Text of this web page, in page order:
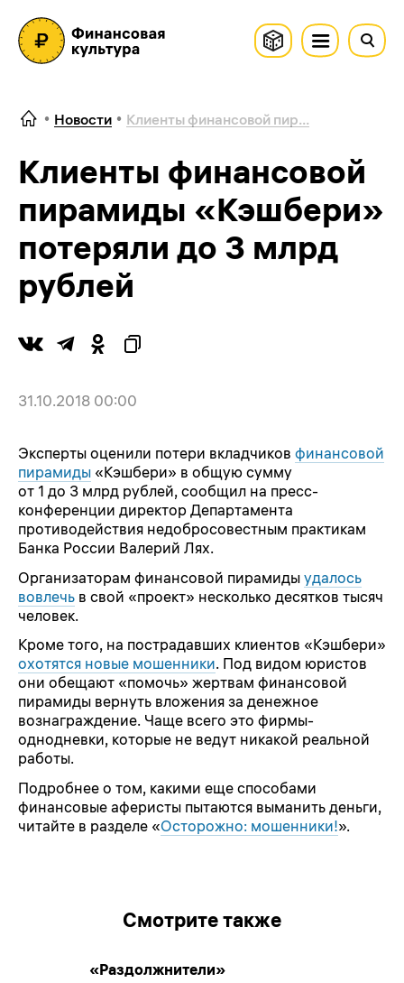
Новости Клиенты финансовой пир...
Клиенты финансовой
пирамиды «Кэшбери»
потеряли до 3 млрд
рублей
31.10.2018 00:00
Эксперты оценили потери вкладчиков финансовой
пирамиды «Кэшбери» в общую сумму
от 1 до 3 млрд рублей, сообщил на пресс-
конференции директор Департамента
противодействия недобросовестным практикам
Банка России Валерий Лях.
Организаторам финансовой пирамиды удалось
вовлечь в свой «проект» несколько десятков тысяч
человек.
Кроме того, на пострадавших клиентов «Кэшбери»
охотятся новые мошенники. Под видом юристов
они обещают «помочь» жертвам финансовой
пирамиды вернуть вложения за денежное
вознаграждение. Чаще всего это фирмы-
однодневки, которые не ведут никакой реальной
работы.
Подробнее о том, какими еще способами
финансовые аферисты пытаются выманить деньги,
читайте в разделе «Осторожно: мошенники!».
Смотрите также
«Раздолжнители»